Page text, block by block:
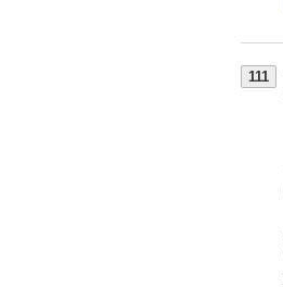
111